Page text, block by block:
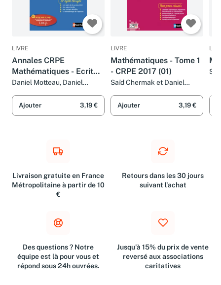
LIVRE
Annales CRPE
Mathématiques - Ecrit
2019
Daniel Motteau, Daniel
Saïd Chermak
Ajouter 3,19 €
LIVRE
Mathématiques - Tome 1
- CRPE 2017 (01)
Saïd Chermak et Daniel
Ajouter 3,19 €
Livraison gratuite en France
Métropolitaine à partir de 10
€
Retours dans les 30 jours
suivant l'achat
Des questions ? Notre
équipe est là pour vous et
répond sous 24h ouvrées.
Jusqu'à 15% du prix de vente
reversé aux associations
caritatives